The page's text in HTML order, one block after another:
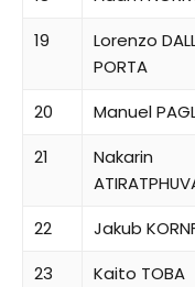
19
Lorenzo
PORTA
20 Manuel
21
Nakarin
22 Jakub
23
Kaito TOBA